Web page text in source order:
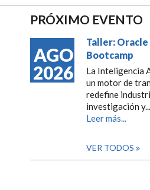
PRÓXIMO EVENTO
AGO
2026
Taller:
Bootcamp
La Inteligencia
un motor de
redefine
investigación y...
Leer más...
VER TODOS